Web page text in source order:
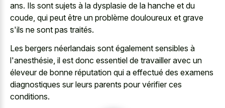
ans. Ils sont sujets à la dysplasie de la hanche et du
coude, qui peut être un problème douloureux et grave
s'ils ne sont pas traités.
Les bergers néerlandais sont également sensibles à
l'anesthésie, il est donc essentiel de travailler avec un
éleveur de bonne réputation qui a effectué des examens
diagnostiques sur leurs parents pour vérifier ces
conditions.